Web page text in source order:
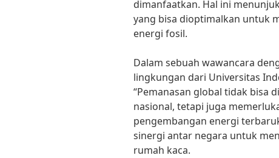
dimanfaatkan. Hal ini
yang bisa dioptimalkan untuk
energi fosil.
Dalam sebuah wawancara
lingkungan dari Universitas
“Pemanasan global tidak bisa
nasional, tetapi juga
pengembangan energi
sinergi antar negara untuk
rumah kaca.